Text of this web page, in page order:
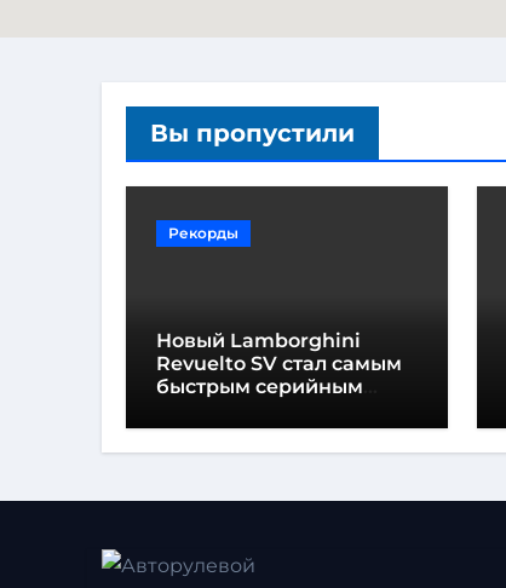
Вы пропустили
Рекорды
Новый Lamborghini
Revuelto SV стал самым
быстрым серийным
Хоккенхайме